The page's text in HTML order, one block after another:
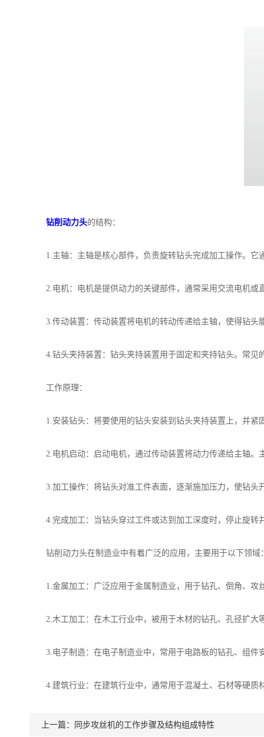
钻削动力头的结构：
1.主轴：主轴是核心部件，负责旋转钻头完成加工操作。它
2.电机：电机是提供动力的关键部件，通常采用交流电机或
3.传动装置：传动装置将电机的转动传递给主轴，使得钻头
4.钻头夹持装置：钻头夹持装置用于固定和夹持钻头。常见
工作原理：
1.安装钻头：将要使用的钻头安装到钻头夹持装置上，并紧
2.电机启动：启动电机，通过传动装置将动力传递给主轴。
3.加工操作：将钻头对准工件表面，逐渐施加压力，使钻头
4.完成加工：当钻头穿过工件或达到加工深度时，停止旋转
钻削动力头在制造业中有着广泛的应用，主要用于以下领域
1.金属加工：广泛应用于金属制造业，用于钻孔、倒角、攻
2.木工加工：在木工行业中，被用于木材的钻孔、孔径扩大
3.电子制造：在电子制造业中，常用于电路板的钻孔、组件
4.建筑行业：在建筑行业中，通常用于混凝土、石材等硬质
上一篇： 同步攻丝机的工作步骤及结构组成特性